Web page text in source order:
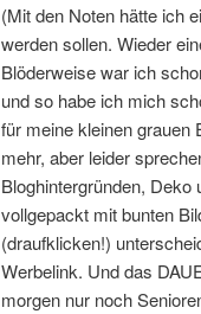
(Mit den Noten hätte ich
werden sollen. Wieder
Blöderweise war ich
und so habe ich mich
für meine kleinen grauen
mehr, aber leider
Bloghintergründen,
vollgepackt mit bunten
(draufklicken!)
Werbelink. Und das
morgen nur noch